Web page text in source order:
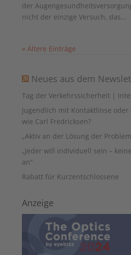
der
nicht der einzige Versuch, das...
« Ältere Einträge
Neues aus dem
Tag der Verkehrssicherheit |
Jugendlich mit Kontaktlinse
wie Carl Fredricksen?
„Aktiv an der Lösung der
„Jeder will individuell sein –
an“
Rabatt für Kurzentschlossene
Anzeige